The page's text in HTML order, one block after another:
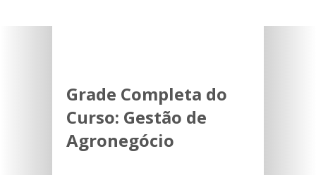
Grade Completa do
Curso: Gestão de
Agronegócio